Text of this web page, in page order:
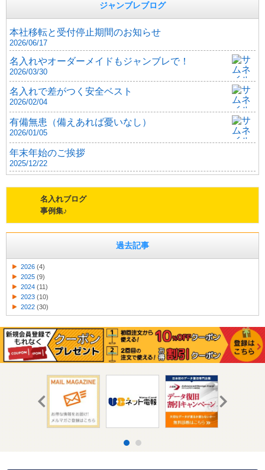
ジャンブレブログ
本社移転と受付停止期間のお知らせ
2026/06/17
名入れやオーダーメイドもジャンブレで！
2026/03/30
名入れで差がつく安全ベスト
2026/02/04
有備無患（備えあれば憂いなし）
2026/01/05
年末年始のご挨拶
2025/12/22
名入れブログ
事例集♪
過去記事
2026 (4)
2025 (9)
2024 (11)
2023 (10)
2022 (30)